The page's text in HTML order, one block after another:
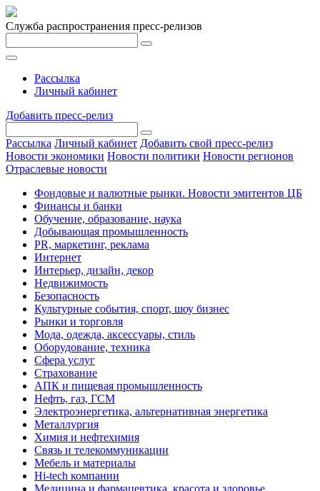
Служба распространения пресс-релизов
Рассылка
Личный кабинет
Добавить пресс-релиз
Рассылка Личный кабинет Добавить свой пресс-релиз
Новости экономики Новости политики Новости регионов
Отраслевые новости
Фондовые и валютные рынки. Новости эмитентов ЦБ
Финансы и банки
Обучение, образование, наука
Добывающая промышленность
PR, маркетинг, реклама
Интернет
Интерьер, дизайн, декор
Недвижимость
Безопасность
Культурные события, спорт, шоу бизнес
Рынки и торговля
Мода, одежда, аксессуары, стиль
Оборудование, техника
Сфера услуг
Страхование
АПК и пищевая промышленность
Нефть, газ, ГСМ
Электроэнергетика, альтернативная энергетика
Металлургия
Химия и нефтехимия
Связь и телекоммуникации
Мебель и материалы
Hi-tech компании
Медицина и фармацевтика, красота и здоровье